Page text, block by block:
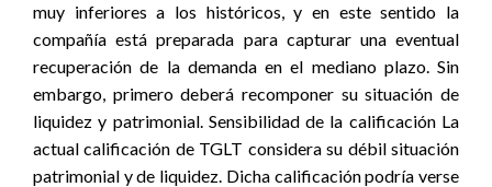
muy inferiores a los históricos, y en este sentido la
compañía está preparada para capturar una eventual
recuperación de la demanda en el mediano plazo. Sin
embargo, primero deberá recomponer su situación de
liquidez y patrimonial. Sensibilidad de la calificación La
actual calificación de TGLT considera su débil situación
patrimonial y de liquidez. Dicha calificación podría verse